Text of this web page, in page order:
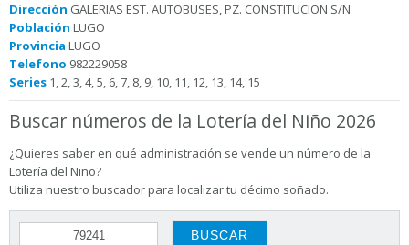
Dirección GALERIAS EST. AUTOBUSES, PZ. CONSTITUCION S/N
Población LUGO
Provincia LUGO
Telefono 982229058
Series 1, 2, 3, 4, 5, 6, 7, 8, 9, 10, 11, 12, 13, 14, 15
Buscar números de la Lotería del Niño 2026
¿Quieres saber en qué administración se vende un número de la
Lotería del Niño?
Utiliza nuestro buscador para localizar tu décimo soñado.